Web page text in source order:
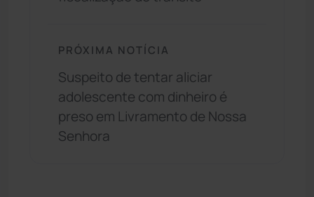
PRÓXIMA NOTÍCIA
Suspeito de tentar aliciar
adolescente com dinheiro é
preso em Livramento de Nossa
Senhora